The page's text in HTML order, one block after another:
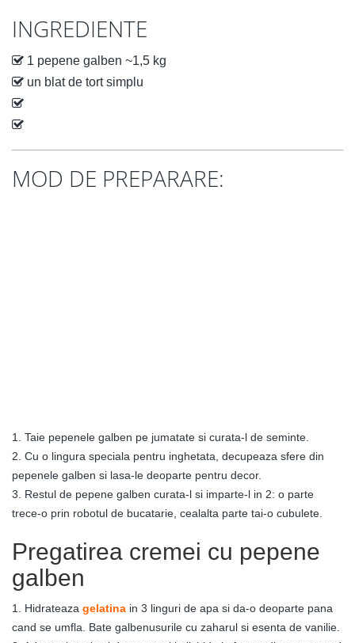
INGREDIENTE
1 pepene galben ~1,5 kg
un blat de tort simplu
MOD DE PREPARARE:
1. Taie pepenele galben pe jumatate si curata-l de seminte.
2. Cu o lingura speciala pentru inghetata, decupeaza sfere din
pepenele galben si lasa-le deoparte pentru decor.
3. Restul de pepene galben curata-l si imparte-l in 2: o parte
trece-o prin robotul de bucatarie, cealalta parte tai-o cubulete.
Pregatirea cremei cu pepene
galben
1. Hidrateaza gelatina in 3 linguri de apa si da-o deoparte pana
cand se umfla. Bate galbenusurile cu zaharul si esenta de vanilie.